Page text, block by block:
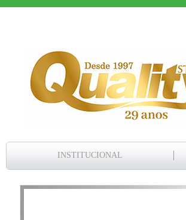
INSTITUCIONAL